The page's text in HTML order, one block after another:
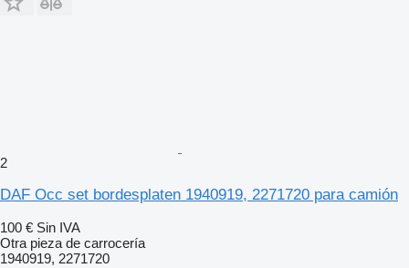
2
DAF Occ set bordesplaten 1940919, 2271720 para camión
100 € Sin IVA
Otra pieza de carrocería
1940919, 2271720